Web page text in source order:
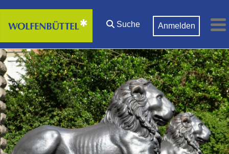
Zum Hauptinhalt springen
Suche Anmelden